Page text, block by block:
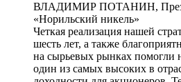
ВЛАДИМИР ПОТАНИН,
«Норильский никель»
Четкая реализация нашей
шесть лет, а также
на сырьевых рынках помогли
один из самых высоких в